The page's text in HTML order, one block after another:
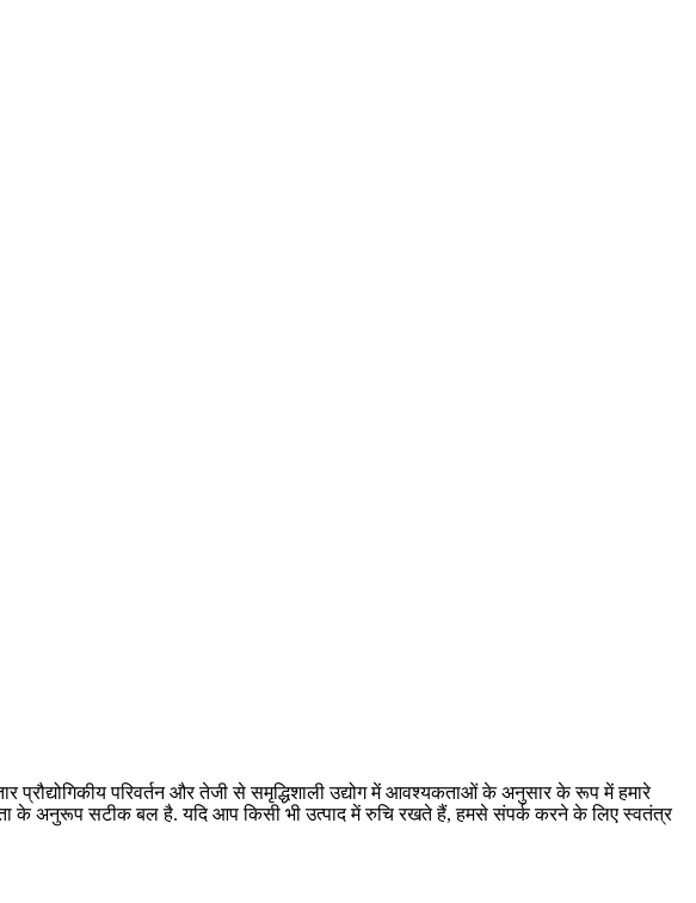
प्रौद्योगिकीय परिवर्तन और तेजी से समृद्धिशाली उद्योग में आवश्यकताओं के अनुसार के रूप में हमारे
के अनुरूप सटीक बल है. यदि आप किसी भी उत्पाद में रुचि रखते हैं, हमसे संपर्क करने के लिए स्वतंत्र